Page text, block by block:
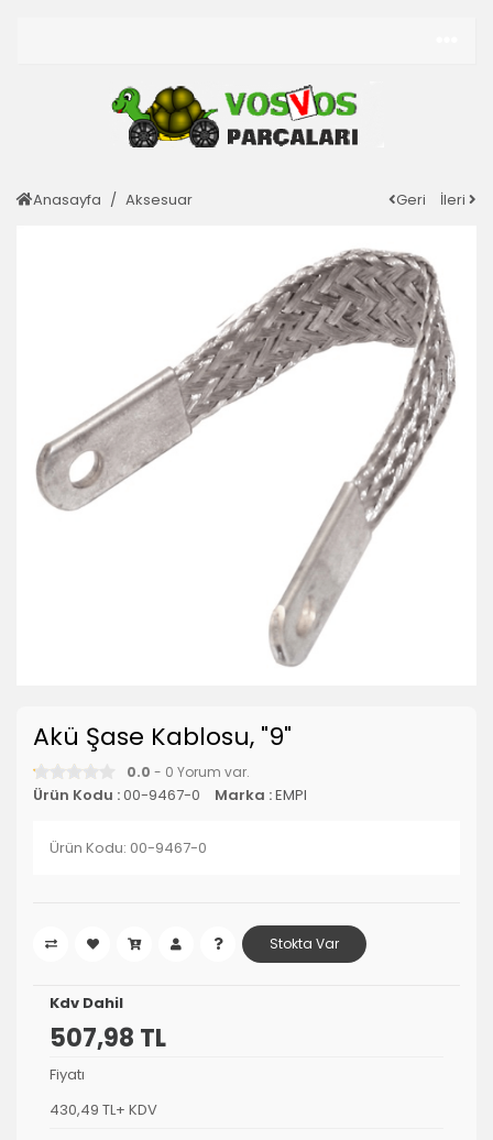
Anasayfa Aksesuar Geri İleri
Akü Şase Kablosu, "9"
0.0 - 0 Yorum var.
Ürün Kodu :00-9467-0 Marka :EMPI
Ürün Kodu: 00-9467-0
Stokta Var
Kdv Dahil
507,98 TL
Fiyatı
430,49 TL+ KDV